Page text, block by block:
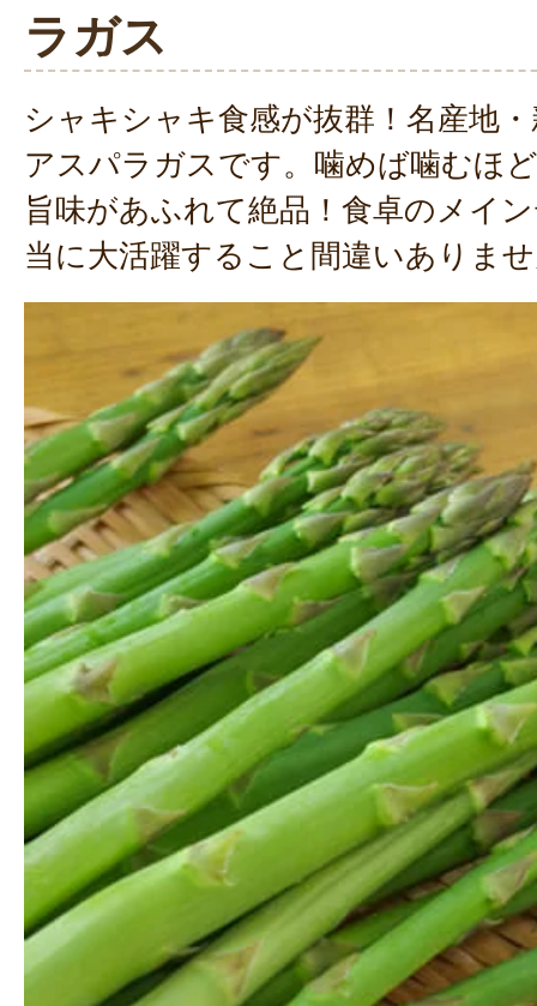
ラガス
シャキシャキ食感が抜群！名産地
アスパラガスです。噛めば噛むほ
旨味があふれて絶品！食卓のメイ
当に大活躍すること間違いありま